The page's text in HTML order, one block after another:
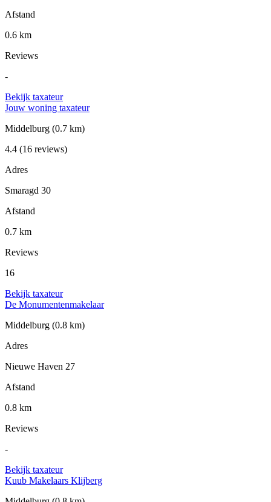
Afstand
0.6 km
Reviews
-
Bekijk taxateur
Jouw woning taxateur
Middelburg (0.7 km)
4.4 (16 reviews)
Adres
Smaragd 30
Afstand
0.7 km
Reviews
16
Bekijk taxateur
De Monumentenmakelaar
Middelburg (0.8 km)
Adres
Nieuwe Haven 27
Afstand
0.8 km
Reviews
-
Bekijk taxateur
Kuub Makelaars Klijberg